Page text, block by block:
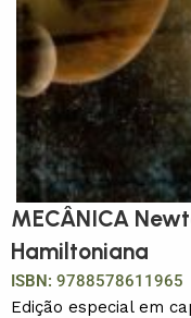
MECÂNICA
Hamiltoniana
ISBN: 9788578611965
Edição especial em